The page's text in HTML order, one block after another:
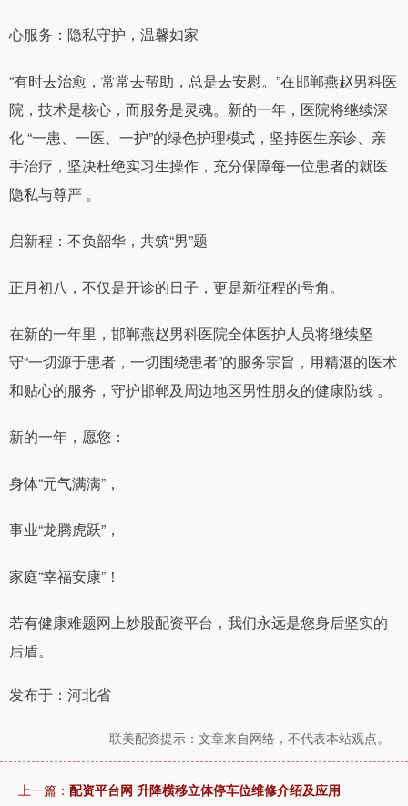
心服务：隐私守护，温馨如家
“有时去治愈，常常去帮助，总是去安慰。”在邯郸燕赵男科医
院，技术是核心，而服务是灵魂。新的一年，医院将继续深
化 “一患、一医、一护”的绿色护理模式，坚持医生亲诊、亲
手治疗，坚决杜绝实习生操作，充分保障每一位患者的就医
隐私与尊严 。
启新程：不负韶华，共筑“男”题
正月初八，不仅是开诊的日子，更是新征程的号角。
在新的一年里，邯郸燕赵男科医院全体医护人员将继续坚
守“一切源于患者，一切围绕患者”的服务宗旨，用精湛的医术
和贴心的服务，守护邯郸及周边地区男性朋友的健康防线 。
新的一年，愿您：
身体“元气满满”，
事业“龙腾虎跃”，
家庭“幸福安康”！
若有健康难题网上炒股配资平台，我们永远是您身后坚实的
后盾。
发布于：河北省
联美配资提示：文章来自网络，不代表本站观点。
上一篇： 配资平台网 升降横移立体停车位维修介绍及应用